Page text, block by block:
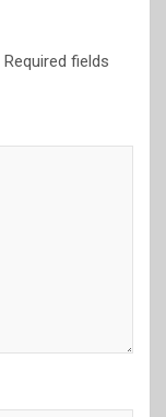
Required fields